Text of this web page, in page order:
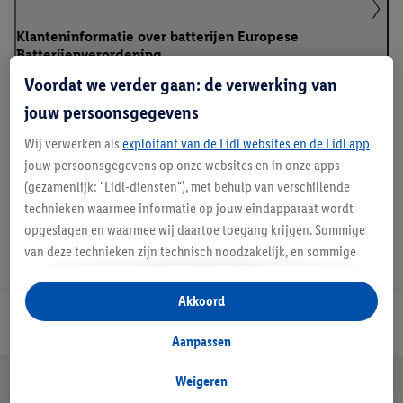
Klanteninformatie over batterijen Europese
Batterijenverordening
Handleidingen en downloads
Lidl Nieuwsbrief
Jouw voordelen bij ons als Lidl webshop klant
Voordat we verder gaan: de verwerking van
jouw persoonsgegevens
Wij verwerken als exploitant van de Lidl websites en de Lidl app
jouw persoonsgegevens op onze websites en in onze apps
(gezamenlijk: "Lidl-diensten"), met behulp van verschillende
technieken waarmee informatie op jouw eindapparaat wordt
opgeslagen en waarmee wij daartoe toegang krijgen. Sommige
van deze technieken zijn technisch noodzakelijk, en sommige
opslaan van voorkeursinstellingen, het verzamelen en
analyseren van statistieken of voor het tonen van
gepersonaliseerde reclame binnen en buiten de Lidl-diensten.
gegevens over jouw aankoopgedrag in de winkel ook voor de
Weigeren
Aanpassen
Akkoord